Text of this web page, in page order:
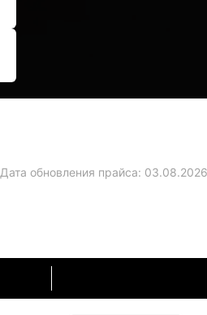
Дата обновления прайса: 03.08.2026